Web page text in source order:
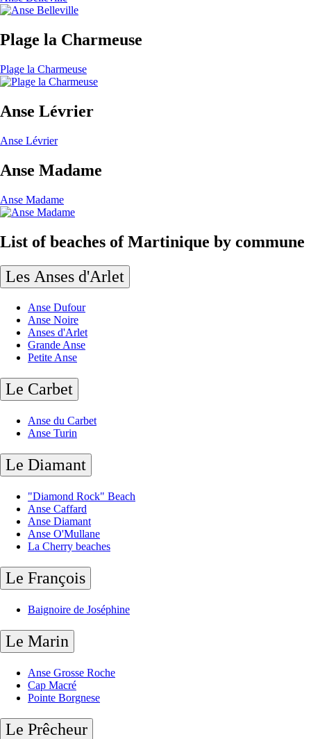
Plage la Charmeuse
Plage la Charmeuse
Anse Lévrier
Anse Lévrier
Anse Madame
Anse Madame
List of beaches of Martinique by commune
Les Anses d'Arlet
Anse Dufour
Anse Noire
Anses d'Arlet
Grande Anse
Petite Anse
Le Carbet
Anse du Carbet
Anse Turin
Le Diamant
"Diamond Rock" Beach
Anse Caffard
Anse Diamant
Anse O'Mullane
La Cherry beaches
Le François
Baignoire de Joséphine
Le Marin
Anse Grosse Roche
Cap Macré
Pointe Borgnese
Le Prêcheur